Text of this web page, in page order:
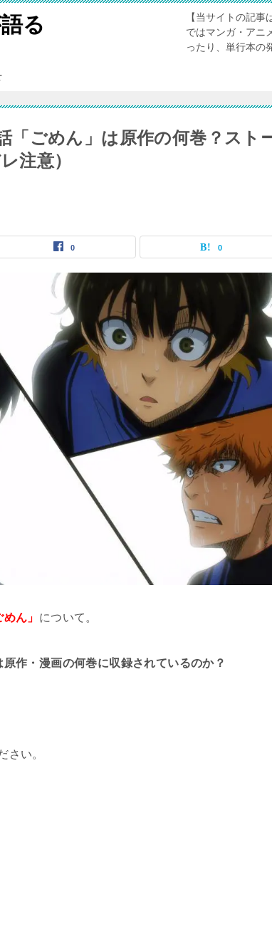
る
【当サイトの記
ではマンガ・アニ
ったり、単行本の
ごめん」は原作の何巻？スト
注意）
0 0
ん」 について。
作・漫画の何巻に収録されているのか？
さい。